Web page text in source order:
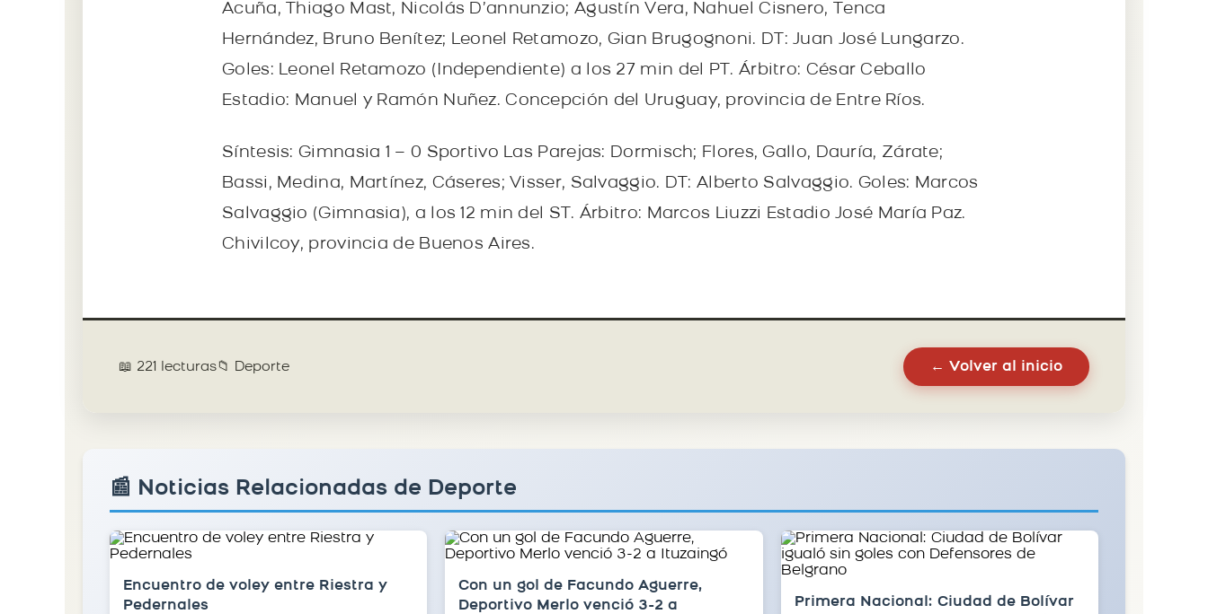
Acuña, Thiago Mast, Nicolás D’annunzio; Agustín Vera, Nahuel Cisnero, Tenca
Hernández, Bruno Benítez; Leonel Retamozo, Gian Brugognoni. DT: Juan José Lungarzo.
Goles: Leonel Retamozo (Independiente) a los 27 min del PT. Árbitro: César Ceballo
Estadio: Manuel y Ramón Nuñez. Concepción del Uruguay, provincia de Entre Ríos.
Síntesis: Gimnasia 1 – 0 Sportivo Las Parejas: Dormisch; Flores, Gallo, Dauría, Zárate;
Bassi, Medina, Martínez, Cáseres; Visser, Salvaggio. DT: Alberto Salvaggio. Goles: Marcos
Salvaggio (Gimnasia), a los 12 min del ST. Árbitro: Marcos Liuzzi Estadio José María Paz.
Chivilcoy, provincia de Buenos Aires.
📖 221 lecturas📁 Deporte ← Volver al inicio
📰 Noticias Relacionadas de Deporte
Encuentro de voley entre Riestra y
Pedernales
Con un gol de Facundo Aguerre,
Deportivo Merlo venció 3-2 a
Primera Nacional: Ciudad de Bolívar